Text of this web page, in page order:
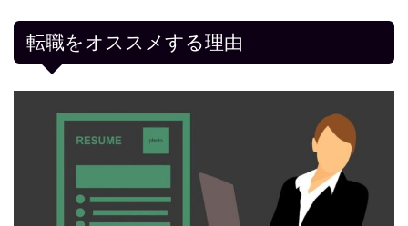
転職をオススメする理由